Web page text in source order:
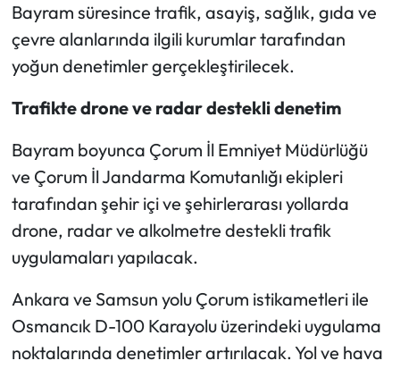
Bayram süresince trafik, asayiş, sağlık, gıda ve
çevre alanlarında ilgili kurumlar tarafından
yoğun denetimler gerçekleştirilecek.
Trafikte drone ve radar destekli denetim
Bayram boyunca Çorum İl Emniyet Müdürlüğü
ve Çorum İl Jandarma Komutanlığı ekipleri
tarafından şehir içi ve şehirlerarası yollarda
drone, radar ve alkolmetre destekli trafik
uygulamaları yapılacak.
Ankara ve Samsun yolu Çorum istikametleri ile
Osmancık D-100 Karayolu üzerindeki uygulama
noktalarında denetimler artırılacak. Yol ve hava
Kimdir?
Kültür Sanat
Laçin Haberleri
Magazin
Mecitözü Haberleri
Oğuzlar Haberleri
Ortaköy Haberleri
Osmancık Haberleri